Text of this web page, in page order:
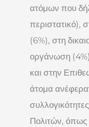
ατόμων που
περιστατικό),
(6%), στη
οργάνωση
και στην
άτομα
Πολιτών, όπως